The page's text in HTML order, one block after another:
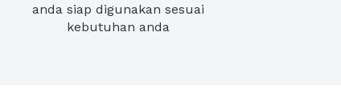
anda siap digunakan sesuai
kebutuhan anda